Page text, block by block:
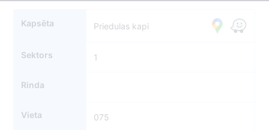
Kapsēta Priedulas kapi
Sektors 1
Rinda
Vieta 075